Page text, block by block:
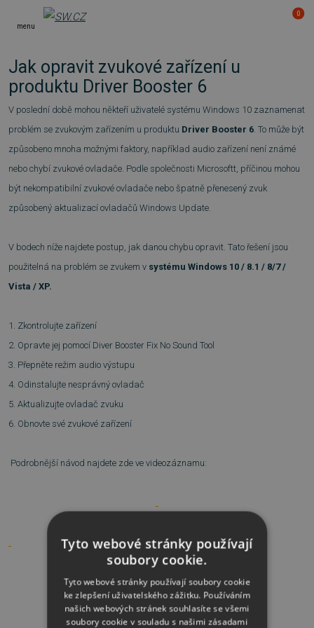
menu
0
Jak opravit zvukové zařízení u
produktu Driver Booster 6
V poslední době mohou někteří uživatelé systému Windows 10 zaznamenat
problém se zvukovým zařízením u produktu Driver Booster 6. To může být
způsobeno mnoha možnými faktory, například audio zařízení není známé
nebo chybí zvukové ovladače. Podle společnosti Microsoftt, příčinou mohou
být nekompatibilní zvukové ovladače nebo špatně přenesený zvuk
způsobený aktualizací ovladačů Windows Update.
V bodech níže najdete postup, jak danou chybu opravit. Tato řešení jsou
použitelná na problém se zvukem v systému Windows 10 / 8.1 / 8/7 /
Vista / XP.
1. Zkontrolujte zařízení
2. Opravte jej pomocí Diver Booster Fix No Sound Tool
3. Přepněte režim audio výstupu
4. Odinstalujte nesprávný ovladač
5. Aktualizujte ovladač zvuku
6. Obnovte své zvukové zařízení
Podrobnější návod najdete zde ve videozáznamu:
NAPOSLEDY PŘIDANÉ
Tyto webové stránky používají
soubory cookie.
Tyto webové stránky používají soubory cookie
ke zlepšení uživatelského zážitku. Používáním
našich webových stránek souhlasíte se všemi
soubory cookie v souladu s našimi zásadami